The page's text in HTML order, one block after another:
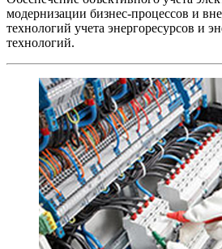
модернизации бизнес-процессов и
технологий учета энергоресурсов и
технологий.